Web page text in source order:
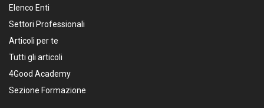
Elenco Enti
Settori Professionali
Articoli per te
Tutti gli articoli
4Good Academy
Sezione Formazione